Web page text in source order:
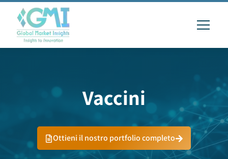
Vaccini
Ottieni il nostro portfolio completo